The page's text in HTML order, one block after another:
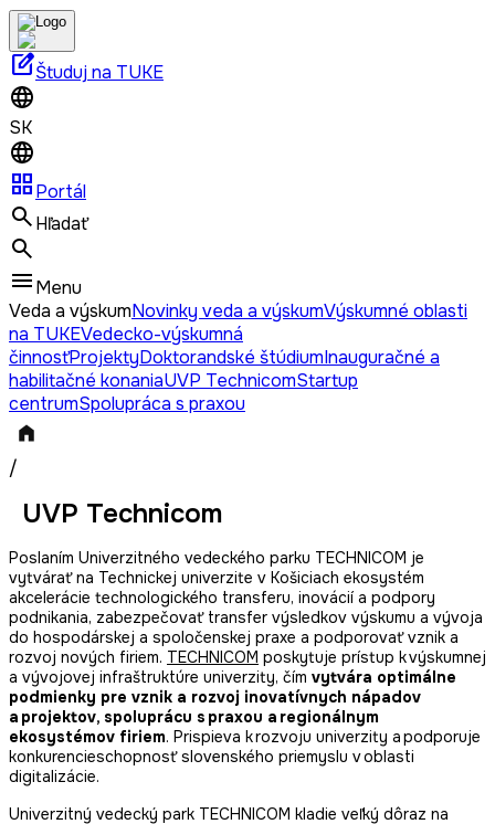
edit_squareŠtuduj na TUKE
SK
grid_viewPortál
Hľadať
Menu
Veda a výskumNovinky veda a výskumVýskumné oblasti
na TUKEVedecko-výskumná
činnosťProjektyDoktorandské štúdiumInauguračné a
habilitačné konaniaUVP TechnicomStartup
centrumSpolupráca s praxou
/
UVP Technicom
Poslaním Univerzitného vedeckého parku TECHNICOM je
vytvárať na Technickej univerzite v Košiciach ekosystém
akcelerácie technologického transferu, inovácií a podpory
podnikania, zabezpečovať transfer výsledkov výskumu a vývoja
do hospodárskej a spoločenskej praxe a podporovať vznik a
rozvoj nových firiem. TECHNICOM poskytuje prístup k výskumnej
a vývojovej infraštruktúre univerzity, čím vytvára optimálne
podmienky pre vznik a rozvoj inovatívnych nápadov
a projektov, spoluprácu s praxou a regionálnym
ekosystémov firiem. Prispieva k rozvoju univerzity a podporuje
konkurencieschopnosť slovenského priemyslu v oblasti
digitalizácie.
Univerzitný vedecký park TECHNICOM kladie veľký dôraz na